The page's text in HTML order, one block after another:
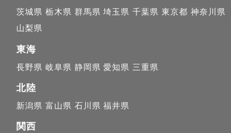
子とは無理のない範囲で距離をとりながらも
に不安があるお子さんへの対応経験も豊富なた
てお任せください♪
ぐずっても大丈夫！様子を見ながら、今しかな
ょう！
茨城県 栃木県 群馬県 埼玉県 千葉県 東京都 神奈川県
山梨県
東海
長野県 岐阜県 静岡県 愛知県 三重県
北陸
新潟県 富山県 石川県 福井県
関西